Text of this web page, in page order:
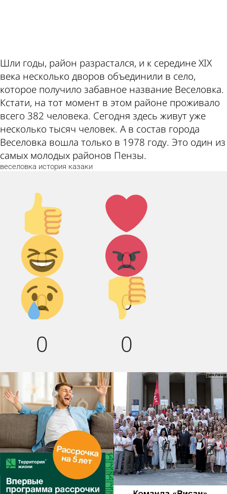
Шли годы, район разрастался, и к середине XIX
века несколько дворов объединили в село,
которое получило забавное название Веселовка.
Кстати, на тот момент в этом районе проживало
всего 382 человека. Сегодня здесь живут уже
несколько тысяч человек. А в состав города
Веселовка вошла только в 1978 году. Это один из
самых молодых районов Пензы.
веселовка история казаки
Палец
вверх!
0
Лайк!
0
Дикий
смех!
0
Агрессия!
0
Грусть :(
0
Палец
вниз!
0